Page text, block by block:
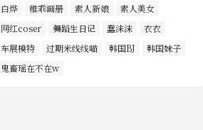
白烨
稚乖画册 素人新娘
素人美女
网红coser
舞蹈生日记 蠢沫沫
衣衣
车展模特
过期米线线喵 韩国BJ
韩国妹子
鬼畜瑶在不在w